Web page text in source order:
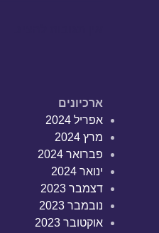
ארכיונים
אפריל 2024
מרץ 2024
פברואר 2024
ינואר 2024
דצמבר 2023
נובמבר 2023
אוקטובר 2023